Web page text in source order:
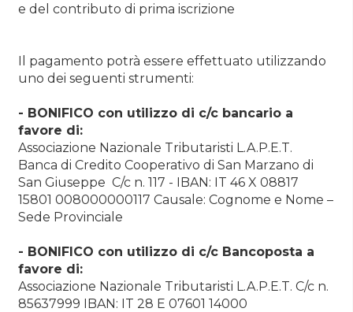
e del contributo di prima iscrizione
Il pagamento potrà essere effettuato utilizzando
uno dei seguenti strumenti:
- BONIFICO con utilizzo di c/c bancario a
favore di:
Associazione Nazionale Tributaristi L.A.P.E.T.
Banca di Credito Cooperativo di San Marzano di
San Giuseppe C/c n. 117 - IBAN: IT 46 X 08817
15801 008000000117 Causale: Cognome e Nome –
Sede Provinciale
- BONIFICO con utilizzo di c/c Bancoposta a
favore di:
Associazione Nazionale Tributaristi L.A.P.E.T. C/c n.
85637999 IBAN: IT 28 E 07601 14000